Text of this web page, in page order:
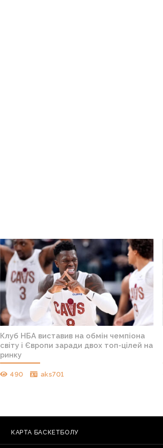
Клуб НБА виставив на обмін чемпіона
світу і Європи заради двох топ-цілей на
ринку
490 aks701
КАРТА БАСКЕТБОЛУ